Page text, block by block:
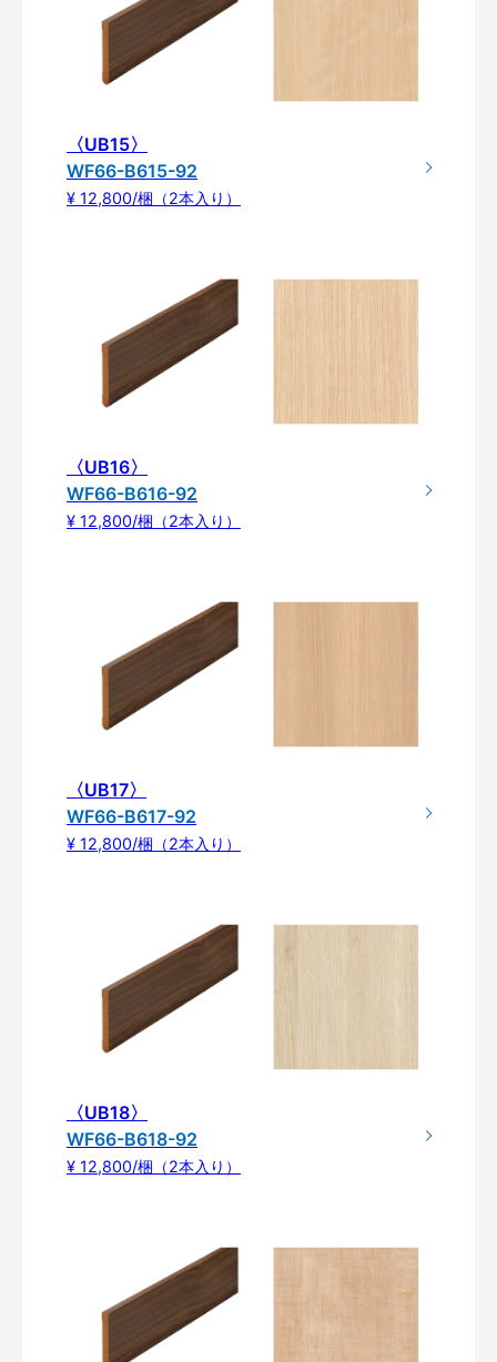
〈UB15〉
WF66-B615-92
¥ 12,800/梱（2本入り）
〈UB16〉
WF66-B616-92
¥ 12,800/梱（2本入り）
〈UB17〉
WF66-B617-92
¥ 12,800/梱（2本入り）
〈UB18〉
WF66-B618-92
¥ 12,800/梱（2本入り）